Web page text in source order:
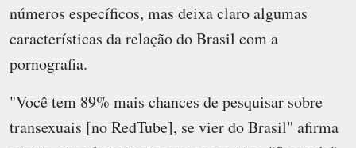
números específicos, mas deixa claro algumas
características da relação do Brasil com a
pornografia.
"Você tem 89% mais chances de pesquisar sobre
transexuais [no RedTube], se vier do Brasil" afirma